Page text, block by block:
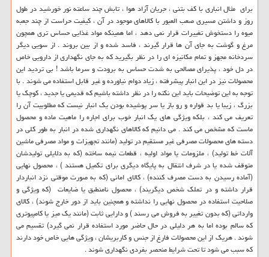
برای مثال انباری با کف بتنی ، جریان آزاد هوا ، تابش چند ساعته نور خورشید در طول
روز و داشتن مسیری صعب العبور با کالاهای موجود در آن ، کیفیت حراست از چند جعبه
میوه را دستخوش تغییرات قرار نمی دهد ، اما همینکه مواد غذایی حساس تری همچون
مرغ و گوشت به جای آن ها قرار گیرند ، فاسد شده و از بین بروند . از سویی دیگر
سردخانه مجهز و تمام مکانیزه ای را در نظر بگیرید که به جای نگهداری از دارویی خاص
در دل خود ، پذیرای مصالحی به شدت حساس به برودت و سرما باشد ! بی تردید این
محصولات نیز در این انبار پیشرفته ، زیاد دوام نیاورده و غیر قابل استفاده می شوند . با
توجه به این توضیحات باید این نکته را در نظر داشته باشیم که قدیمی یا جدید ، کوچک یا
بزرگ ، زیبا یا بد قواره و رو باز یا سر پوشیده بودن یک انبار نیست که مطلوبیت آن را
تعریف می کند ، بلکه ویژگی های یک انبار خوب برای اجاره را ماهیت ماده و محصول
ماست که مشخص می کند . می دانیم که کالاهای نگهداری شده در انبار به طور کلی در
دسته های محصولات مصرفی غیر مستقیم در تولید (مانند تجهیزات و مواد مصرفی ماشین
آلات خط تولید) ، ملزومات یا مواد اولیه ، قطعات نیمه ساخته (که به دلایلی تولیدشان
متوقف شده یا در شرف انتقال به پایگاه دیگری برای تکمیل هستند ) ، محصول نهایی
(آماده رسیدن به دست مصرف کننده) ، کالای امانی (که به صورت موقتی نزد انباردار
قرار داشته و در تملک شخص دیگریند) ، محصول نامنطبق یا ضایعات (که ویژگی و
صلاحیت استفاده در محصول نهایی را نداشته و همچنین باید از دور خارج شوند) ، کالای
وارداتی (که بدون تغییر به فروش می رسند ) و دارایی ثابت (مانند یک میز یا کامپیوتری
که سالم بوده اما به هر دلیلی در حال حاضر مورد استفاده قرار نمی گیرد) تقسیم می
شوند . هریک از این محصولات فارغ از جنس و کاربریشان ، ویژگی هایی خاص خود دارند
که سبب می شود تا تحت شرایط منحصر بفردی نگهداری شوند .